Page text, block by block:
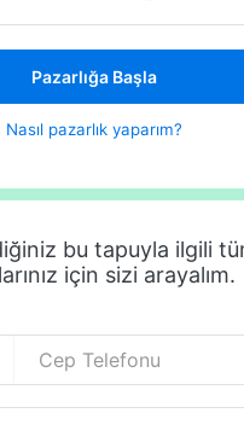
Pazarlığa Başla
Nasıl pazarlık yaparım?
bu tapuyla ilgili
için sizi arayalım.
Cep Telefonu